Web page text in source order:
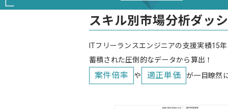
スキル別市場分析ダッ
ITフリーランスエンジニアの支援実績15
蓄積された圧倒的なデータから算出！
案件倍率 や 適正単価 が一目瞭然